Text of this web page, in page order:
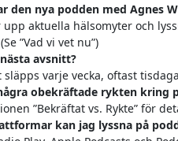
den nya podden med Agnes
upp aktuella hälsomyter och
”Vad vi vet nu”)
avsnitt?
släpps varje vecka, oftast
obekräftade rykten kring
”Bekräftat vs. Rykte” för
kan jag lyssna på